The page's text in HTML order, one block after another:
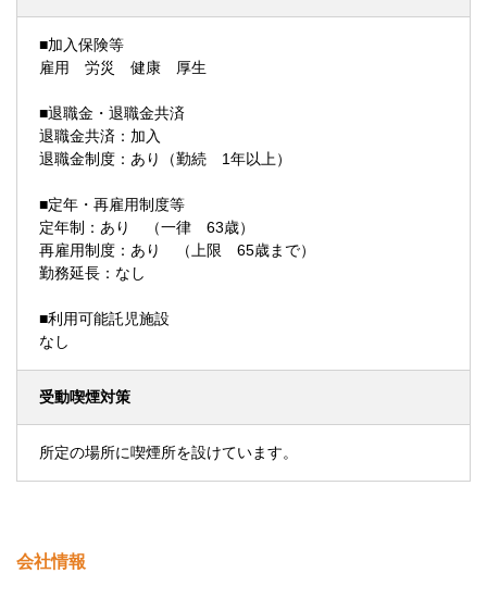
■加入保険等
雇用 労災 健康 厚生
■退職金・退職金共済
退職金共済：加入
退職金制度：あり（勤続 1年以上）
■定年・再雇用制度等
定年制：あり （一律 63歳）
再雇用制度：あり （上限 65歳まで）
勤務延長：なし
■利用可能託児施設
なし
受動喫煙対策
所定の場所に喫煙所を設けています。
会社情報